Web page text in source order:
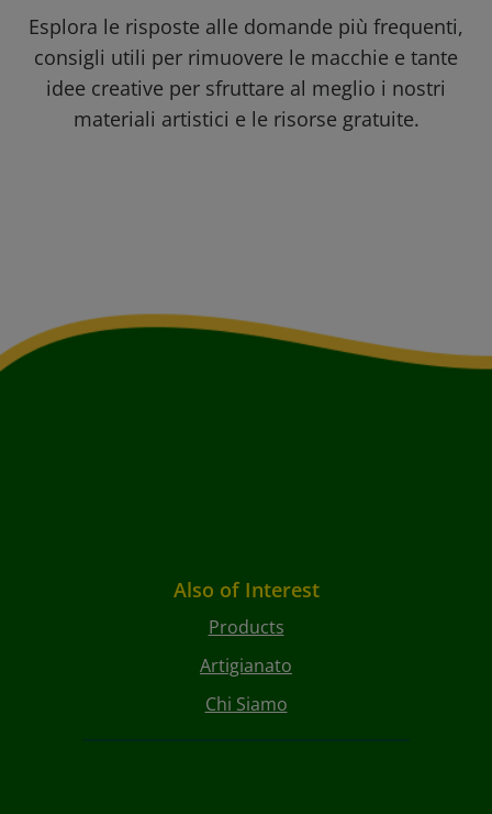
Esplora le risposte alle domande più frequenti,
consigli utili per rimuovere le macchie e tante
idee creative per sfruttare al meglio i nostri
materiali artistici e le risorse gratuite.
Also of Interest
Products
Artigianato
Chi Siamo